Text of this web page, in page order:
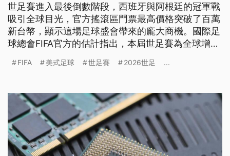
世足賽進入最後倒數階段，西班牙與阿根廷的冠軍戰
吸引全球目光，官方搖滾區門票最高價格突破了百萬
新台幣，顯示這場足球盛會帶來的龐大商機。國際足
球總會FIFA官方的估計指出，本屆世足賽為全球增加
機會。不過金融分析也指出，世足帶來的經濟效益多
館、交通等建設投資，以及地方政府財政負擔。
FIFA 美式足球 世足賽 2026世足 ...